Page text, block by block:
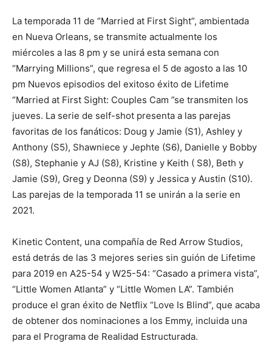
La temporada 11 de “Married at First Sight”, ambientada
en Nueva Orleans, se transmite actualmente los
miércoles a las 8 pm y se unirá esta semana con
“Marrying Millions”, que regresa el 5 de agosto a las 10
pm Nuevos episodios del exitoso éxito de Lifetime
“Married at First Sight: Couples Cam ”se transmiten los
jueves. La serie de self-shot presenta a las parejas
favoritas de los fanáticos: Doug y Jamie (S1), Ashley y
Anthony (S5), Shawniece y Jephte (S6), Danielle y Bobby
(S8), Stephanie y AJ (S8), Kristine y Keith ( S8), Beth y
Jamie (S9), Greg y Deonna (S9) y Jessica y Austin (S10).
Las parejas de la temporada 11 se unirán a la serie en
2021.
Kinetic Content, una compañía de Red Arrow Studios,
está detrás de las 3 mejores series sin guión de Lifetime
para 2019 en A25-54 y W25-54: “Casado a primera vista”,
“Little Women Atlanta” y “Little Women LA”. También
produce el gran éxito de Netflix “Love Is Blind”, que acaba
de obtener dos nominaciones a los Emmy, incluida una
para el Programa de Realidad Estructurada.